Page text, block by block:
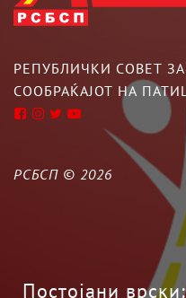
РЕПУБЛИЧКИ СОВЕТ
СООБРАЌАЈОТ НА
РСБСП © 2026
Постојани врски: